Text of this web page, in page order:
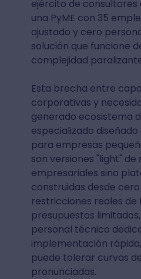
ejército de consultores
una PyME con 35
ajustado y cero
solución que funcione
complejidad
Esta brecha entre
corporativas y
generado ecosistema
especializado
para empresas
son versiones "light" de
empresariales sino
construidas desde
restricciones reales de
presupuestos
personal técnico
implementación
puede tolerar curvas
pronunciadas.